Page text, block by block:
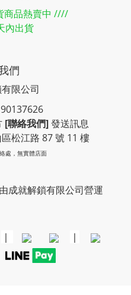
商品熱賣中 ////
內出貨
們
有限公司
[聯絡我們]發送訊息
松江路 87 號 11 樓
處，無實體店面
成就解鎖有限公司營運
｜ ｜